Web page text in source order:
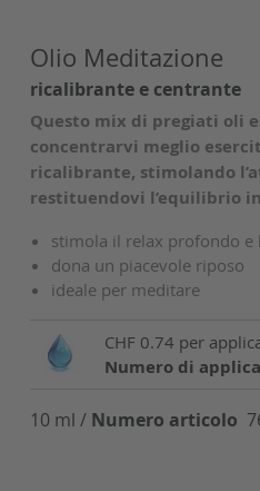
Olio Meditazione
ricalibrante e centrante
Questo mix di pregiati oli
concentrarvi meglio
ricalibrante, stimolando
restituendovi l’equilibrio
stimola il relax profondo e
dona un piacevole riposo
ideale per meditare
CHF 0.74 per
Numero di
10 ml / Numero articolo